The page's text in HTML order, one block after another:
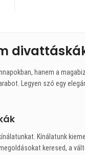
hanem a
Legyen szó egy
Kínálatunk
keresed, a